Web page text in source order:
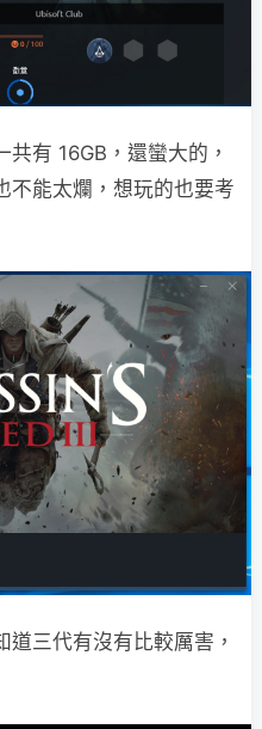
有 16GB，還蠻大的，
不能太爛，想玩的也要考
道三代有沒有比較厲害，